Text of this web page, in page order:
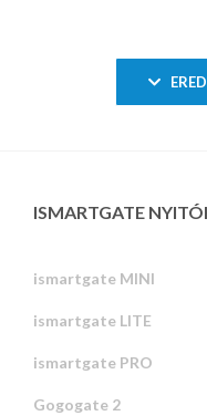
ISMARTGATE
ismartgate MINI
ismartgate LITE
ismartgate PRO
Gogogate 2